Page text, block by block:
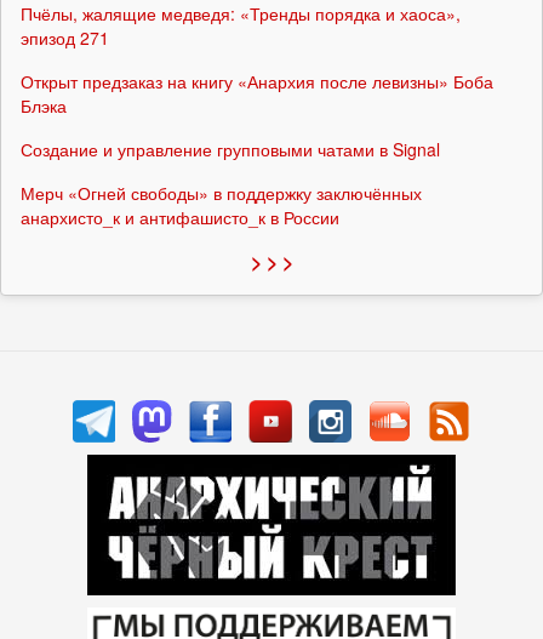
Пчёлы, жалящие медведя: «Тренды порядка и хаоса»,
эпизод 271
Открыт предзаказ на книгу «Анархия после левизны» Боба
Блэка
Создание и управление групповыми чатами в Signal
Мерч «Огней свободы» в поддержку заключённых
анархисто_к и антифашисто_к в России
> > >